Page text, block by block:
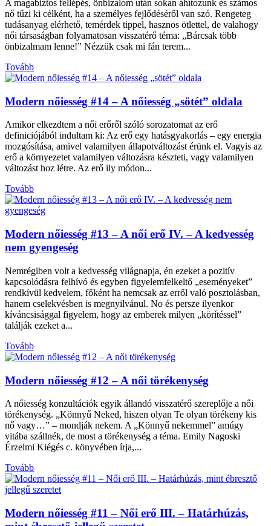
A magabiztos fellépés, önbizalom után sokan áhítozunk és számos
nő tűzi ki célként, ha a személyes fejlődéséről van szó. Rengeteg
tudásanyag elérhető, temérdek tippel, hasznos ötlettel, de valahogy
női társaságban folyamatosan visszatérő téma: „Bárcsak több
önbizalmam lenne!” Nézzük csak mi fán terem...
Tovább
Modern nőiesség #14 – A nőiesség „sötét” oldala
Amikor elkezdtem a női erőről szóló sorozatomat az erő
definiciójából indultam ki: Az erő egy hatásgyakorlás – egy energia
mozgósítása, amivel valamilyen állapotváltozást érünk el. Vagyis az
erő a környezetet valamilyen változásra készteti, vagy valamilyen
változást hoz létre. Az erő ily módon...
Tovább
Modern nőiesség #13 – A női erő IV. – A kedvesség
nem gyengeség
Nemrégiben volt a kedvesség világnapja, én ezeket a pozitív
kapcsolódásra felhívó és egyben figyelemfelkeltő „eseményeket”
rendkívül kedvelem, főként ha nemcsak az erről való posztolásban,
hanem cselekvésben is megnyilvánul. No és persze ilyenkor
kíváncsisággal figyelem, hogy az emberek milyen „körítéssel”
találják ezeket a...
Tovább
Modern nőiesség #12 – A női törékenység
A nőiesség konzultációk egyik állandó visszatérő szereplője a női
törékenység. „Könnyű Neked, hiszen olyan Te olyan törékeny kis
nő vagy…” – mondják nekem. A „Könnyű nekemmel” amúgy
vitába szállnék, de most a törékenység a téma. Emily Nagoski
Érzelmi Kiégés c. könyvében írja,...
Tovább
Modern nőiesség #11 – Női erő III. – Határhúzás,